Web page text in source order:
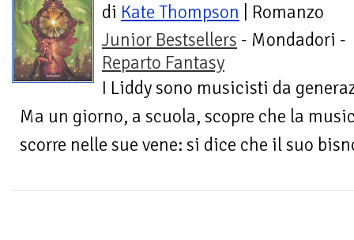
di Kate Thompson | Romanzo
Junior Bestsellers - Mondadori -
Reparto Fantasy
I Liddy sono musicisti da
Ma un giorno, a scuola, scopre che la
scorre nelle sue vene: si dice che il suo